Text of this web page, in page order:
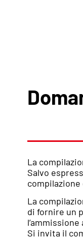
La
Salvo
compilazione
La
di fornire un
Si invita il